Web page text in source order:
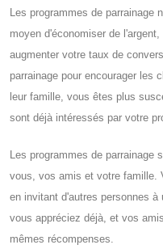
Les programmes de
moyen d'économiser de
augmenter votre taux de
parrainage pour encourager les
leur famille, vous êtes plus
sont déjà intéressés par votre
Les programmes de
vous, vos amis et votre famille.
en invitant d'autres personnes
vous appréciez déjà, et vos
mêmes récompenses.